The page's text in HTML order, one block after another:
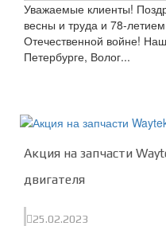
Уважаемые клиенты!
весны и труда и 78-
Отечественной войне!
Петербурге, Волог...
Акция на запчасти
двигателя
25.02.2023